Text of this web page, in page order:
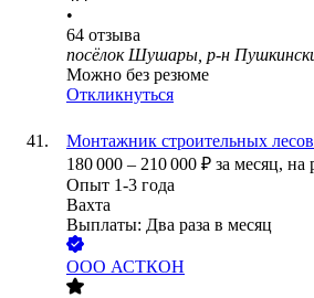
•
64 отзыва
посёлок Шушары, р-н
Можно без резюме
Откликнуться
Монтажник строительных
180 000 – 210 000 ₽ за месяц, на
Опыт 1-3 года
Вахта
Выплаты: Два раза в месяц
ООО АСТКОН